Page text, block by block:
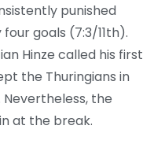
punished
goals (7:3/11th).
Hinze called his first
the Thuringians in
the
at the break.